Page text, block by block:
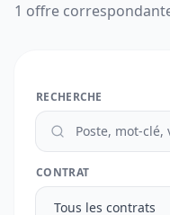
1 offre
RECHERCHE
CONTRAT